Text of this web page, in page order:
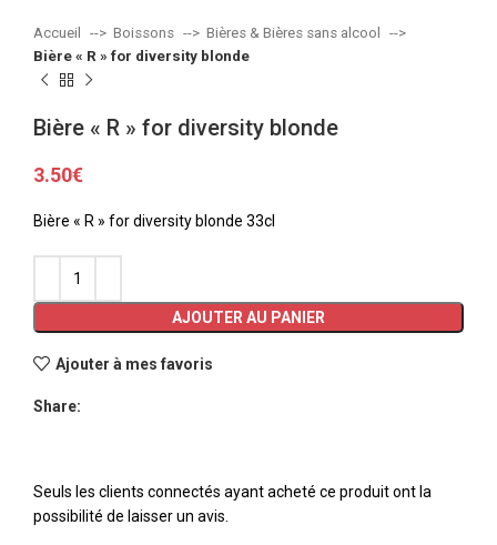
Accueil Boissons
Bières & Bières sans alcool
Bière « R » for diversity blonde
Bière « R » for diversity blonde
3.50€
Bière « R » for diversity blonde 33cl
AJOUTER AU PANIER
Ajouter à mes favoris
Share:
Seuls les clients connectés ayant acheté ce produit ont la
possibilité de laisser un avis.